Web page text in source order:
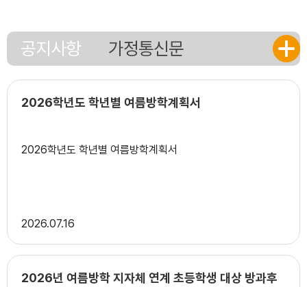
19
여름개학식
22
토요휴업일
학교폭력예방교육
공지사항 가정통신문
2026학년도 학년별 여름방학계획서
2026학년도 학년별 여름방학계획서
2026 07.16
2026년 여름방학 지자체 연계 초등학생 대상 방과후